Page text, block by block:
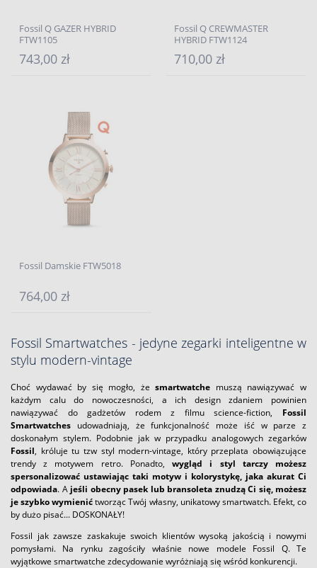
Fossil Q GAZER HYBRID
FTW1105
743,00 zł
Fossil Q CREWMASTER
HYBRID FTW1124
710,00 zł
Fossil Damskie FTW5018
764,00 zł
Fossil Smartwatches - jedyne zegarki inteligentne w
stylu modern-vintage
Choć wydawać by się mogło, żesmartwatche muszą nawiązywać w
każdym calu do nowoczesności, a ich design zdaniem powinien
nawiązywać do gadżetów rodem z filmu science-fiction, Fossil
Smartwatches udowadniają, że funkcjonalność może iść w parze z
doskonałym stylem. Podobnie jak w przypadku analogowych zegarków
Fossil, króluje tu tzw styl modern-vintage, który przeplata obowiązujące
trendy z motywem retro. Ponadto,wygląd i styl tarczy możesz
spersonalizować ustawiając taki motyw i kolorystykę, jaka akurat Ci
odpowiada. A jeśli obecny pasek lub bransoleta znudzą Ci się, możesz
je szybko wymienićtworząc Twój własny, unikatowy smartwatch. Efekt, co
by dużo pisać... DOSKONAŁY!
Fossil jak zawsze zaskakuje swoich klientów wysoką jakością i nowymi
pomysłami. Na rynku zagościły właśnie nowe modele Fossil Q. Te
wyjątkowe smartwatche zdecydowanie wyróżniają się wśród konkurencji.